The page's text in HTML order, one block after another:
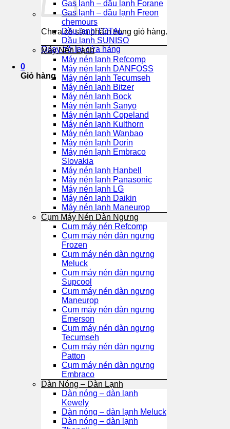
Chưa có sản phẩm trong giỏ hàng.
Quay trở lại cửa hàng
0
Giỏ hàng
Gas lạnh – dầu lạnh Forane
Gas lạnh – dầu lạnh Freon
chemours
Dầu lạnh TOTAL
Dầu lạnh SUNISO
Máy Nén Lạnh
Máy nén lạnh Refcomp
Máy nén lạnh DANFOSS
Máy nén lạnh Tecumseh
Máy nén lạnh Bitzer
Máy nén lạnh Bock
Máy nén lạnh Sanyo
Máy nén lạnh Copeland
Máy nén lạnh Kulthorn
Máy nén lạnh Wanbao
Máy nén lạnh Dorin
Máy nén lạnh Embraco
Slovakia
Máy nén lạnh Hanbell
Máy nén lạnh Panasonic
Máy nén lạnh LG
Máy nén lạnh Daikin
Máy nén lạnh Maneurop
Cụm Máy Nén Dàn Ngưng
Cụm máy nén Refcomp
Cụm máy nén dàn ngưng
Frozen
Cụm máy nén dàn ngưng
Meluck
Cụm máy nén dàn ngưng
Supcool
Cụm máy nén dàn ngưng
Maneurop
Cụm máy nén dàn ngưng
Emerson
Cụm máy nén dàn ngưng
Tecumseh
Cụm máy nén dàn ngưng
Patton
Cụm máy nén dàn ngưng
Embraco
Dàn Nóng – Dàn Lạnh
Dàn nóng – dàn lạnh
Kewely
Dàn nóng – dàn lạnh Meluck
Dàn nóng – dàn lạnh